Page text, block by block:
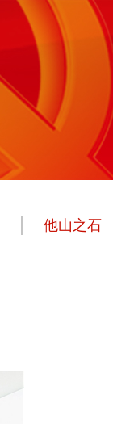
他山之石